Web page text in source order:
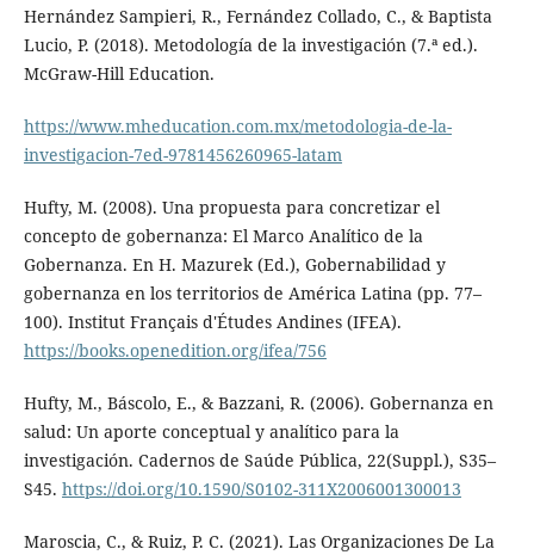
Hernández Sampieri, R., Fernández Collado, C., & Baptista
Lucio, P. (2018). Metodología de la investigación (7.ª ed.).
McGraw-Hill Education.
https://www.mheducation.com.mx/metodologia-de-la-
investigacion-7ed-9781456260965-latam
Hufty, M. (2008). Una propuesta para concretizar el
concepto de gobernanza: El Marco Analítico de la
Gobernanza. En H. Mazurek (Ed.), Gobernabilidad y
gobernanza en los territorios de América Latina (pp. 77–
100). Institut Français d'Études Andines (IFEA).
https://books.openedition.org/ifea/756
Hufty, M., Báscolo, E., & Bazzani, R. (2006). Gobernanza en
salud: Un aporte conceptual y analítico para la
investigación. Cadernos de Saúde Pública, 22(Suppl.), S35–
S45. https://doi.org/10.1590/S0102-311X2006001300013
Maroscia, C., & Ruiz, P. C. (2021). Las Organizaciones De La